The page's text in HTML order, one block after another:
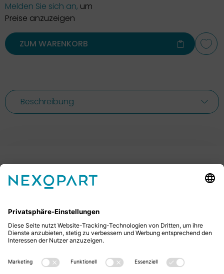
Melden Sie sich an, um
Preise anzuzeigen
ZUM WARENKORB
Beschreibung
Ihr Kontakt zu uns.
schreiben uns eine E-Mail.
+49 2522 59084 0
sales@nexopart.com